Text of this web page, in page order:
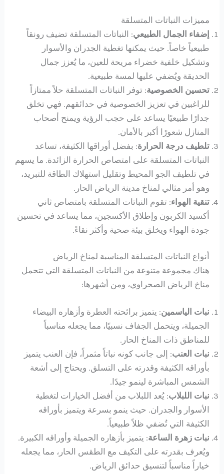
مميزات النباتات المتسلقة
إضفاء الجمال الطبيعي: النباتات المتسلقة تضيف رونقاً
طبيعياً خاصاً. حيث يمكنها تغطية الجدران والأسوار
وتشكيل خلفية خضراء مريحة للعين، ما يُعزز جمال
الحديقة ويُضفي عليها لمسة طبيعية.
تحسين الخصوصية: توفر النباتات المتسلقة حلاً ممتازاً
للراغبين في تعزيز الخصوصية في حدائقهم. فهي تخلق
جدارًا طبيعيًا يساعد على حجب الرؤية ويمنح أصحاب
المنازل شعورًا أكبر بالأمان.
تلطيف درجة الحرارة: بفضل أوراقها الكثيفة، تساعد
النباتات المتسلقة على امتصاص الحرارة الزائدة. ما يسهم
في تلطيف الجو المحيط وتقليل استهلاك الطاقة للتبريد،
وهو أمر مثالي لمناخ مدينة الرياض الحار.
تنقية الهواء: تقوم النباتات المتسلقة بامتصاص ثاني
أكسيد الكربون وإطلاق الأكسجين، مما يساعد في تحسين
جودة الهواء ويخلق بيئة صحية وأكثر نقاءً.
أنواع النباتات المتسلقة المناسبة لمناخ الرياض
هناك مجموعة متنوعة من النباتات المتسلقة التي تتحمل
مناخ الرياض الصحراوي، ومن أشهرها:
نبات الياسمين: يتميز برائحته العطرة وأزهاره البيضاء
الجميلة، ويتحمل الجفاف نسبيًا، مما يجعله مناسباً
للمناطق ذات المناخ الحار.
نبات العنب: إلى جانب كونه نباتاً مثمراً، فإن العنب يتميز
بأوراقه الكثيفة وقدرته على التسلق. ويحتاج إلى أشعة
الشمس المباشرة لينمو جيدًا.
نبات اللبلاب: يُعد اللبلاب من أفضل الخيارات لتغطية
الأسوار والجدران. حيث ينمو بسرعة ويتميز بأوراقه
الكثيفة التي تُضفي ظلاً طبيعياً.
نبات زهرة الساعة: يتميز بأزهاره الجميلة وأوراقه الكبيرة.
ويُعرف بقدرته على التكيف مع الطقس الحار، مما يجعله
خياراً مناسباً لتنسيق حدائق الرياض.